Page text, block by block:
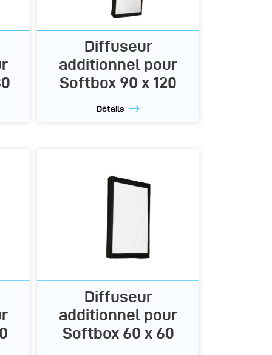
Diffuseur
additionnel pour
Softbox 90 x 120
Détails
Diffuseur
additionnel pour
Softbox 60 x 60